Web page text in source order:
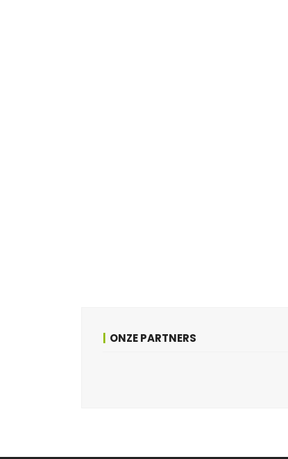
ONZE PARTNERS